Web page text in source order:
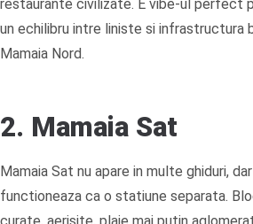
restaurante civilizate. E vibe-ul perfect
un echilibru intre liniste si infrastructura
Mamaia Nord.
2. Mamaia Sat
Mamaia Sat nu apare in multe ghiduri,
functioneaza ca o statiune separata.